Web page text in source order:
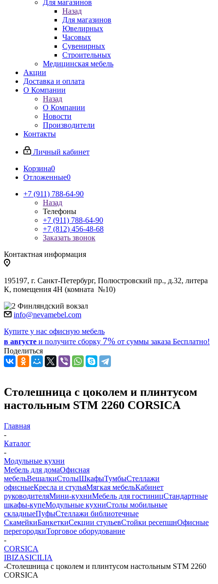
Для магазинов
Назад
Для магазинов
Ювелирных
Часовых
Сувенирных
Строительных
Медицинская мебель
Акции
Доставка и оплата
О Компании
Назад
О Компании
Новости
Производители
Контакты
Личный кабинет
Корзина0
Отложенные0
+7 (911) 788-64-90
Назад
Телефоны
+7 (911) 788-64-90
+7 (812) 456-48-68
Заказать звонок
Контактная информация
195197, г. Санкт-Петербург, Полюстровский пр., д.32, литера
К, помещения 4Н (комната №10)
Финляндский вокзал
info@nevamebel.com
Купите у нас офисную мебель
в августе и получите сборку 7% от суммы заказа Бесплатно!
Поделиться
Столешница с цоколем и плинтусом
настольным STM 2260 CORSICA
Главная
-
Каталог
-
Модульные кухни
Мебель для домаОфисная
мебельВешалкиСтолыШкафыТумбыСтеллажи
офисныеКресла и стульяМягкая мебельКабинет
руководителяМини-кухниМебель для гостиницСтандартные
шкафы-купеМодульные кухниСтолы мобильные
складныеПуфыСтеллажи библиотечные
СкамейкиБанкеткиСекции стульевСтойки ресепшнОфисные
перегородкиТорговое оборудование
-
CORSICA
IBIZASICILIA
-Столешница с цоколем и плинтусом настольным STM 2260
CORSICA